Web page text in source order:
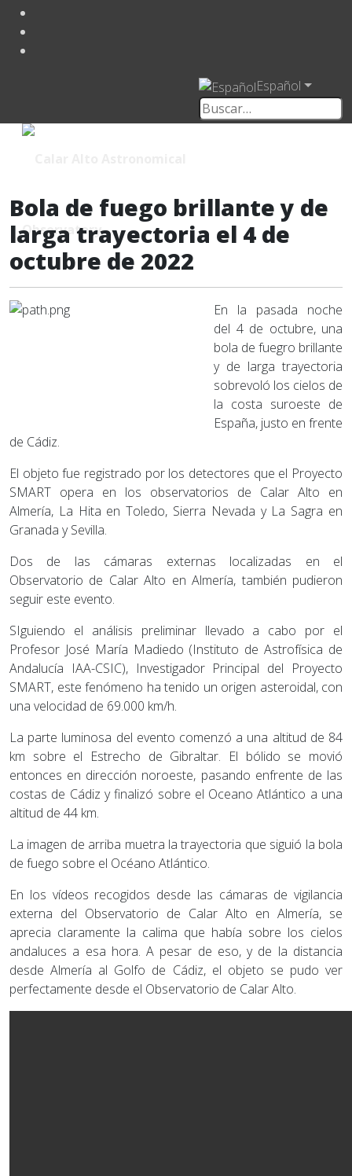
Español
Bola de fuego brillante y de
larga trayectoria el 4 de
octubre de 2022
En la pasada noche
del 4 de octubre, una
bola de fuegro brillante
y de larga trayectoria
sobrevoló los cielos de
la costa suroeste de
España, justo en frente
de Cádiz.
El objeto fue registrado por los detectores que el Proyecto
SMART opera en los observatorios de Calar Alto en
Almería, La Hita en Toledo, Sierra Nevada y La Sagra en
Granada y Sevilla.
Dos de las cámaras externas localizadas en el
Observatorio de Calar Alto en Almería, también pudieron
seguir este evento.
SIguiendo el análisis preliminar llevado a cabo por el
Profesor José María Madiedo (Instituto de Astrofísica de
Andalucía IAA-CSIC), Investigador Principal del Proyecto
SMART, este fenómeno ha tenido un origen asteroidal, con
una velocidad de 69.000 km/h.
La parte luminosa del evento comenzó a una altitud de 84
km sobre el Estrecho de Gibraltar. El bólido se movió
entonces en dirección noroeste, pasando enfrente de las
costas de Cádiz y finalizó sobre el Oceano Atlántico a una
altitud de 44 km.
La imagen de arriba muetra la trayectoria que siguió la bola
de fuego sobre el Océano Atlántico.
En los vídeos recogidos desde las cámaras de vigilancia
externa del Observatorio de Calar Alto en Almería, se
aprecia claramente la calima que había sobre los cielos
andaluces a esa hora. A pesar de eso, y de la distancia
desde Almería al Golfo de Cádiz, el objeto se pudo ver
perfectamente desde el Observatorio de Calar Alto.